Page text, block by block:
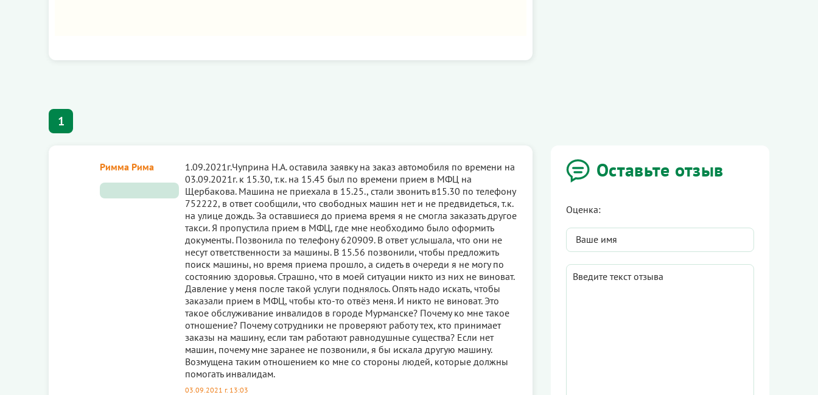
1
Оставьте отзыв
Оценка:
Римма Рима
1.09.2021г.Чуприна Н.А. оставила заявку на заказ автомобиля по времени на
03.09.2021г. к 15.30, т.к. на 15.45 был по времени прием в МФЦ на
Щербакова. Машина не приехала в 15.25., стали звонить в15.30 по телефону
752222, в ответ сообщили, что свободных машин нет и не предвидеться, т.к.
на улице дождь. За оставшиеся до приема время я не смогла заказать другое
такси. Я пропустила прием в МФЦ, где мне необходимо было оформить
документы. Позвонила по телефону 620909. В ответ услышала, что они не
несут ответственности за машины. В 15.56 позвонили, чтобы предложить
поиск машины, но время приема прошло, а сидеть в очереди я не могу по
состоянию здоровья. Страшно, что в моей ситуации никто из них не виноват.
Давление у меня после такой услуги поднялось. Опять надо искать, чтобы
заказали прием в МФЦ, чтобы кто-то отвёз меня. И никто не виноват. Это
такое обслуживание инвалидов в городе Мурманске? Почему ко мне такое
отношение? Почему сотрудники не проверяют работу тех, кто принимает
заказы на машину, если там работают равнодушные существа? Если нет
машин, почему мне заранее не позвонили, я бы искала другую машину.
Возмущена таким отношением ко мне со стороны людей, которые должны
помогать инвалидам.
03.09.2021 г. 13:03